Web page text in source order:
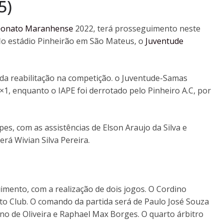
Maranhense 2022, terá prosseguimento neste
estádio Pinheirão em São Mateus, o Juventude
reabilitação na competição. o Juventude-Samas
enquanto o IAPE foi derrotado pelo Pinheiro A.C, por
com as assistências de Elson Araujo da Silva e
Wivian Silva Pereira.
com a realização de dois jogos. O Cordino
O comando da partida será de Paulo José Souza
de Oliveira e Raphael Max Borges. O quarto árbitro